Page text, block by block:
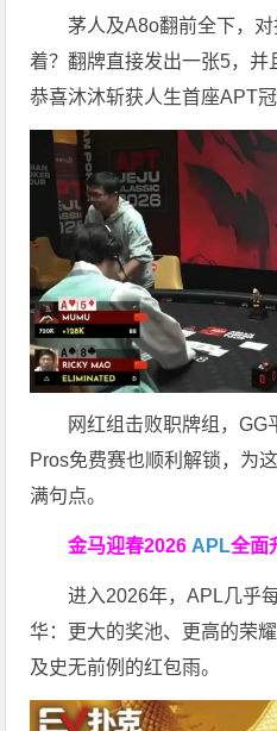
茅人及A8o翻前全下，
着？翻牌直接发出一张5，并
恭喜沐沐斩获人生首座APT冠
网红组击败职牌组，
Pros免费赛也顺利解锁，为
满句点。
金马迎春2026 APL全面
进入2026年，APL几乎
华：更大的奖池、更高的荣
及史无前例的红包雨。